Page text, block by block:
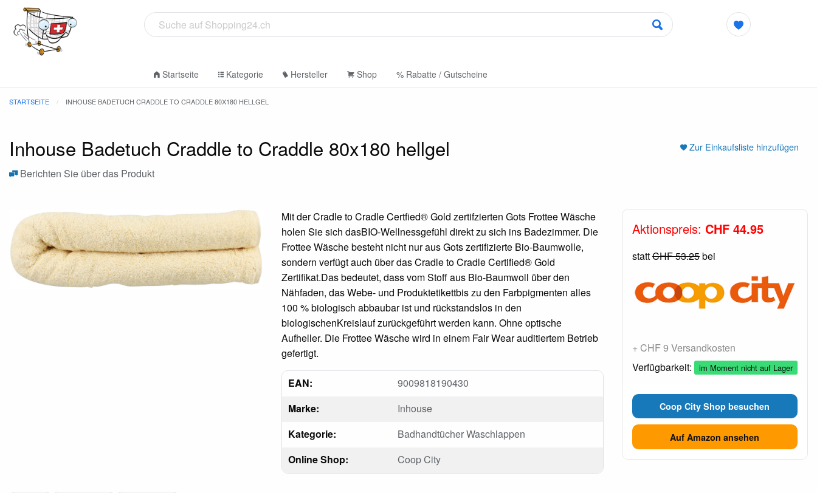
Startseite Kategorie Hersteller Shop % Rabatte / Gutscheine
STARTSEITE INHOUSE BADETUCH CRADDLE TO CRADDLE 80X180 HELLGEL
Zur Einkaufsliste hinzufügen
Inhouse Badetuch Craddle to Craddle 80x180 hellgel
Berichten Sie über das Produkt
Mit der Cradle to Cradle Certfied® Gold zertifzierten Gots Frottee Wäsche
holen Sie sich dasBIO-Wellnessgefühl direkt zu sich ins Badezimmer. Die
Frottee Wäsche besteht nicht nur aus Gots zertifizierte Bio-Baumwolle,
sondern verfügt auch über das Cradle to Cradle Certified® Gold
Zertifikat.Das bedeutet, dass vom Stoff aus Bio-Baumwoll über den
Nähfaden, das Webe- und Produktetikettbis zu den Farbpigmenten alles
100 % biologisch abbaubar ist und rückstandslos in den
biologischenKreislauf zurückgeführt werden kann. Ohne optische
Aufheller. Die Frottee Wäsche wird in einem Fair Wear auditiertem Betrieb
gefertigt.
EAN:
9009818190430
Marke:
Inhouse
Kategorie:
Badhandtücher Waschlappen
Online Shop:
Coop City
Aktionspreis: CHF 44.95
stattCHF 53.25bei
+ CHF 9 Versandkosten
Verfügbarkeit:
im Moment nicht auf Lager
Coop City Shop besuchen
Auf Amazon ansehen